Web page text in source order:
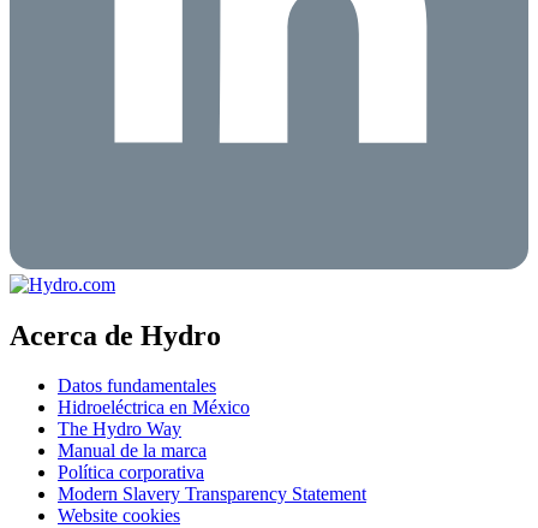
Acerca de Hydro
Datos fundamentales
Hidroeléctrica en México
The Hydro Way
Manual de la marca
Política corporativa
Modern Slavery Transparency Statement
Website cookies